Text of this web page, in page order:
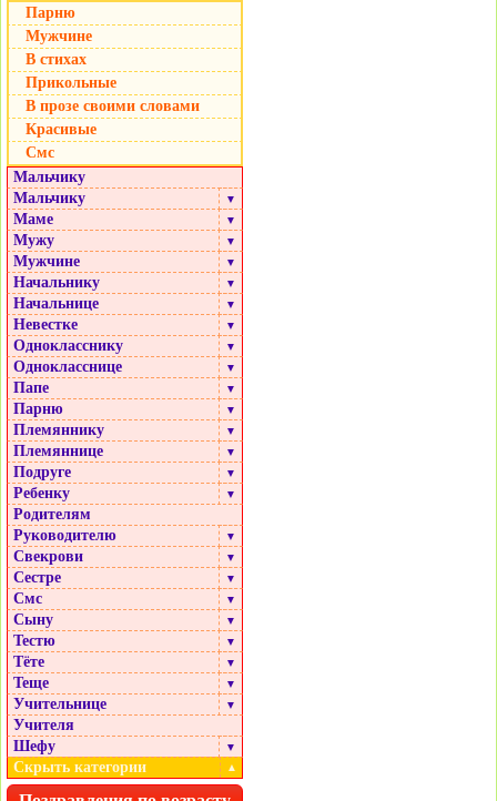
Парню
Мужчине
В стихах
Прикольные
В прозе своими словами
Красивые
Смс
Мальчику
Мальчику
▼
Маме ▼
Мужу ▼
Мужчине ▼
Начальнику ▼
Начальнице ▼
Невестке ▼
Однокласснику ▼
Однокласснице ▼
Папе ▼
Парню ▼
Племяннику ▼
Племяннице ▼
Подруге ▼
Ребенку ▼
Родителям
Руководителю
▼
Свекрови ▼
Сестре ▼
Смс ▼
Сыну ▼
Тестю ▼
Тёте ▼
Теще ▼
Учительнице ▼
Учителя
Шефу
▼
Скрыть категории ▲